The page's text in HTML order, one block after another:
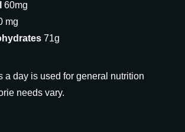
60mg
mg
71g
a day is used for general nutrition
needs vary.